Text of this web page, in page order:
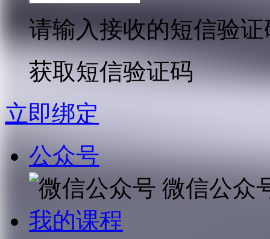
请输入接收的短信验证
获取短信验证码
立即绑定
公众号
微信公众
我的课程